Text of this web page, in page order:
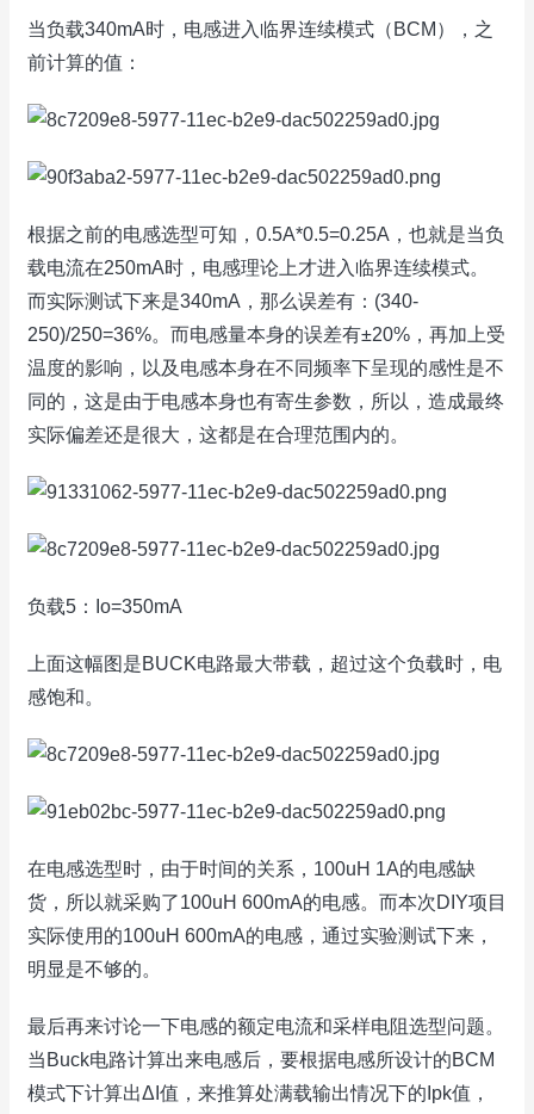
当负载340mA时，电感进入临界连续模式（BCM），之
前计算的值：
根据之前的电感选型可知，0.5A*0.5=0.25A，也就是当负
载电流在250mA时，电感理论上才进入临界连续模式。
而实际测试下来是340mA，那么误差有：(340-
250)/250=36%。而电感量本身的误差有±20%，再加上受
温度的影响，以及电感本身在不同频率下呈现的感性是不
同的，这是由于电感本身也有寄生参数，所以，造成最终
实际偏差还是很大，这都是在合理范围内的。
负载5：Io=350mA
上面这幅图是BUCK电路最大带载，超过这个负载时，电
感饱和。
在电感选型时，由于时间的关系，100uH 1A的电感缺
货，所以就采购了100uH 600mA的电感。而本次DIY项目
实际使用的100uH 600mA的电感，通过实验测试下来，
明显是不够的。
最后再来讨论一下电感的额定电流和采样电阻选型问题。
当Buck电路计算出来电感后，要根据电感所设计的BCM
模式下计算出ΔI值，来推算处满载输出情况下的Ipk值，